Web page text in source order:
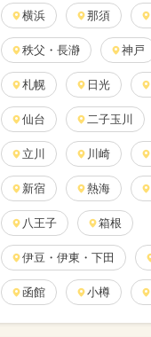
横浜 那須
秩父・長瀞 神戸
札幌 日光
仙台 二子玉川
立川 川崎
新宿 熱海
八王子 箱根
伊豆・伊東・下田
函館 小樽